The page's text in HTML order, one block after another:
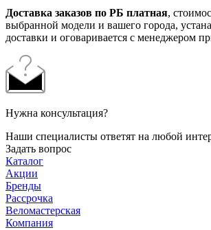
Доставка заказов по РБ платная,
выбранной модели и вашего города,
доставки и оговаривается с менеджером
Нужна консультация?
Наши специалисты ответят на любой
Задать вопрос
Каталог
Акции
Бренды
Рассрочка
Веломастерская
Компания